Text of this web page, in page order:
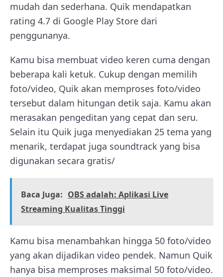
mudah dan sederhana. Quik mendapatkan
rating 4.7 di Google Play Store dari
penggunanya.
Kamu bisa membuat video keren cuma dengan
beberapa kali ketuk. Cukup dengan memilih
foto/video, Quik akan memproses foto/video
tersebut dalam hitungan detik saja. Kamu akan
merasakan pengeditan yang cepat dan seru.
Selain itu Quik juga menyediakan 25 tema yang
menarik, terdapat juga soundtrack yang bisa
digunakan secara gratis/
Baca Juga: OBS adalah: Aplikasi Live
Streaming Kualitas Tinggi
Kamu bisa menambahkan hingga 50 foto/video
yang akan dijadikan video pendek. Namun Quik
hanya bisa memproses maksimal 50 foto/video.